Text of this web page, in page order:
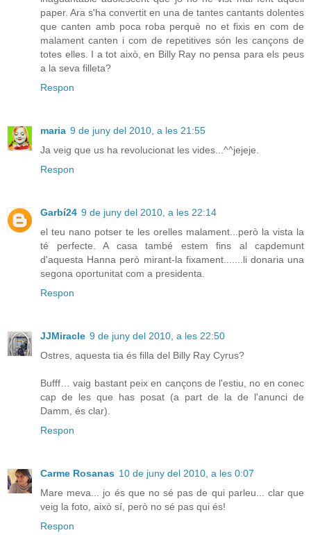
paper. Ara s'ha convertit en una de tantes cantants dolentes
que canten amb poca roba perquè no et fixis en com de
malament canten i com de repetitives són les cançons de
totes elles. I a tot això, en Billy Ray no pensa para els peus
a la seva filleta?
Respon
maria 9 de juny del 2010, a les 21:55
Ja veig que us ha revolucionat les vides...^^jejeje.
Respon
Garbí24 9 de juny del 2010, a les 22:14
el teu nano potser te les orelles malament...però la vista la
té perfecte. A casa també estem fins al capdemunt
d'aquesta Hanna però mirant-la fixament.......li donaria una
segona oportunitat com a presidenta.
Respon
JJMiracle 9 de juny del 2010, a les 22:50
Ostres, aquesta tia és filla del Billy Ray Cyrus?
Bufff… vaig bastant peix en cançons de l'estiu, no en conec
cap de les que has posat (a part de la de l'anunci de
Damm, és clar).
Respon
Carme Rosanas 10 de juny del 2010, a les 0:07
Mare meva... jo és que no sé pas de qui parleu... clar que
veig la foto, això sí, però no sé pas qui és!
Respon